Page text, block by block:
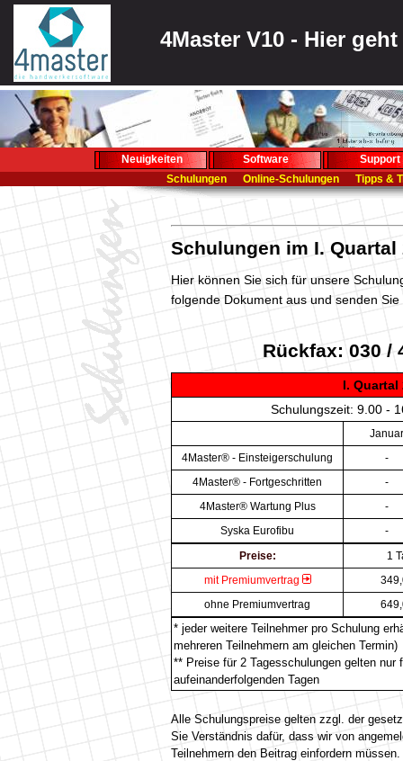
4Master V10 - Hier
Neuigkeiten Software
Support
Schulungen
Online-Schulungen Tipps &
Schulungen im I. Quartal
Hier können Sie sich für unsere
folgende Dokument aus und senden Sie
Rückfax: 030 /
I. Quartal
Schulungszeit: 9.00 -
Januar
4Master® - Einsteigerschulung
-
4Master® - Fortgeschritten
-
4Master® Wartung Plus
-
Syska Eurofibu
-
Preise:
1
mit Premiumvertrag
ohne Premiumvertrag
* jeder weitere Teilnehmer pro Schulung
mehreren Teilnehmern am gleichen Termin)
** Preise für 2 Tagesschulungen gelten nur
aufeinanderfolgenden Tagen
Alle Schulungspreise gelten zzgl. der
Sie Verständnis dafür, dass wir von
Teilnehmern den Beitrag einfordern müssen.